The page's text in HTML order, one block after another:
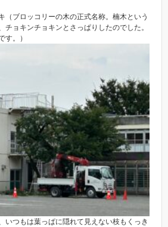
（ブロッコリーの木の正式名称。楠木という
チョキンチョキンとさっぱりしたのでした。
す。）
いつもは葉っぱに隠れて見えない枝もくっき